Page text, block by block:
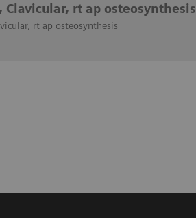
Clavicular, rt ap osteosynthesis
rt ap osteosynthesis